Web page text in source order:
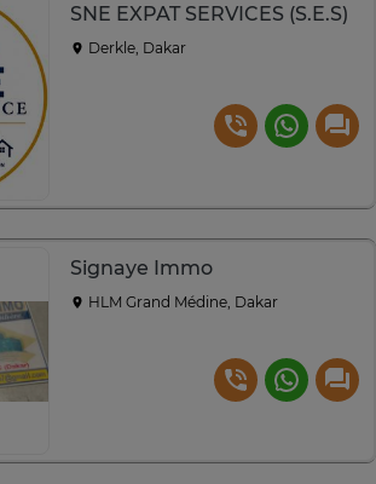
SNE EXPAT SERVICES (S.E.S)
Derkle, Dakar
Signaye Immo
HLM Grand Médine, Dakar